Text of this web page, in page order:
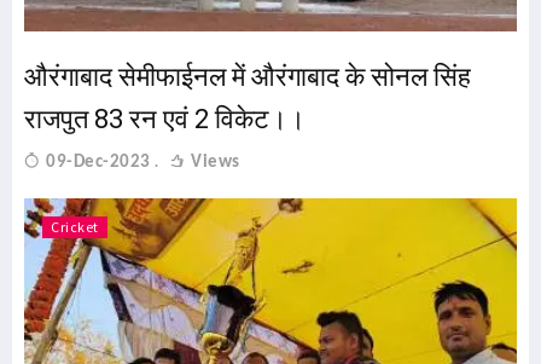
औरंगाबाद सेमीफाईनल में औरंगाबाद के सोनल सिंह
राजपुत 83 रन एवं 2 विकेट।।
09-Dec-2023 Views
Cricket